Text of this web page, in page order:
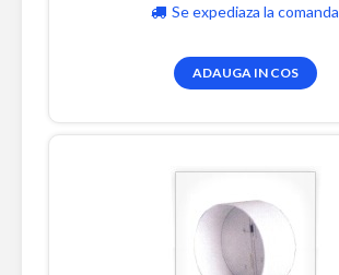
Se expediaza la comanda
ADAUGA IN COS